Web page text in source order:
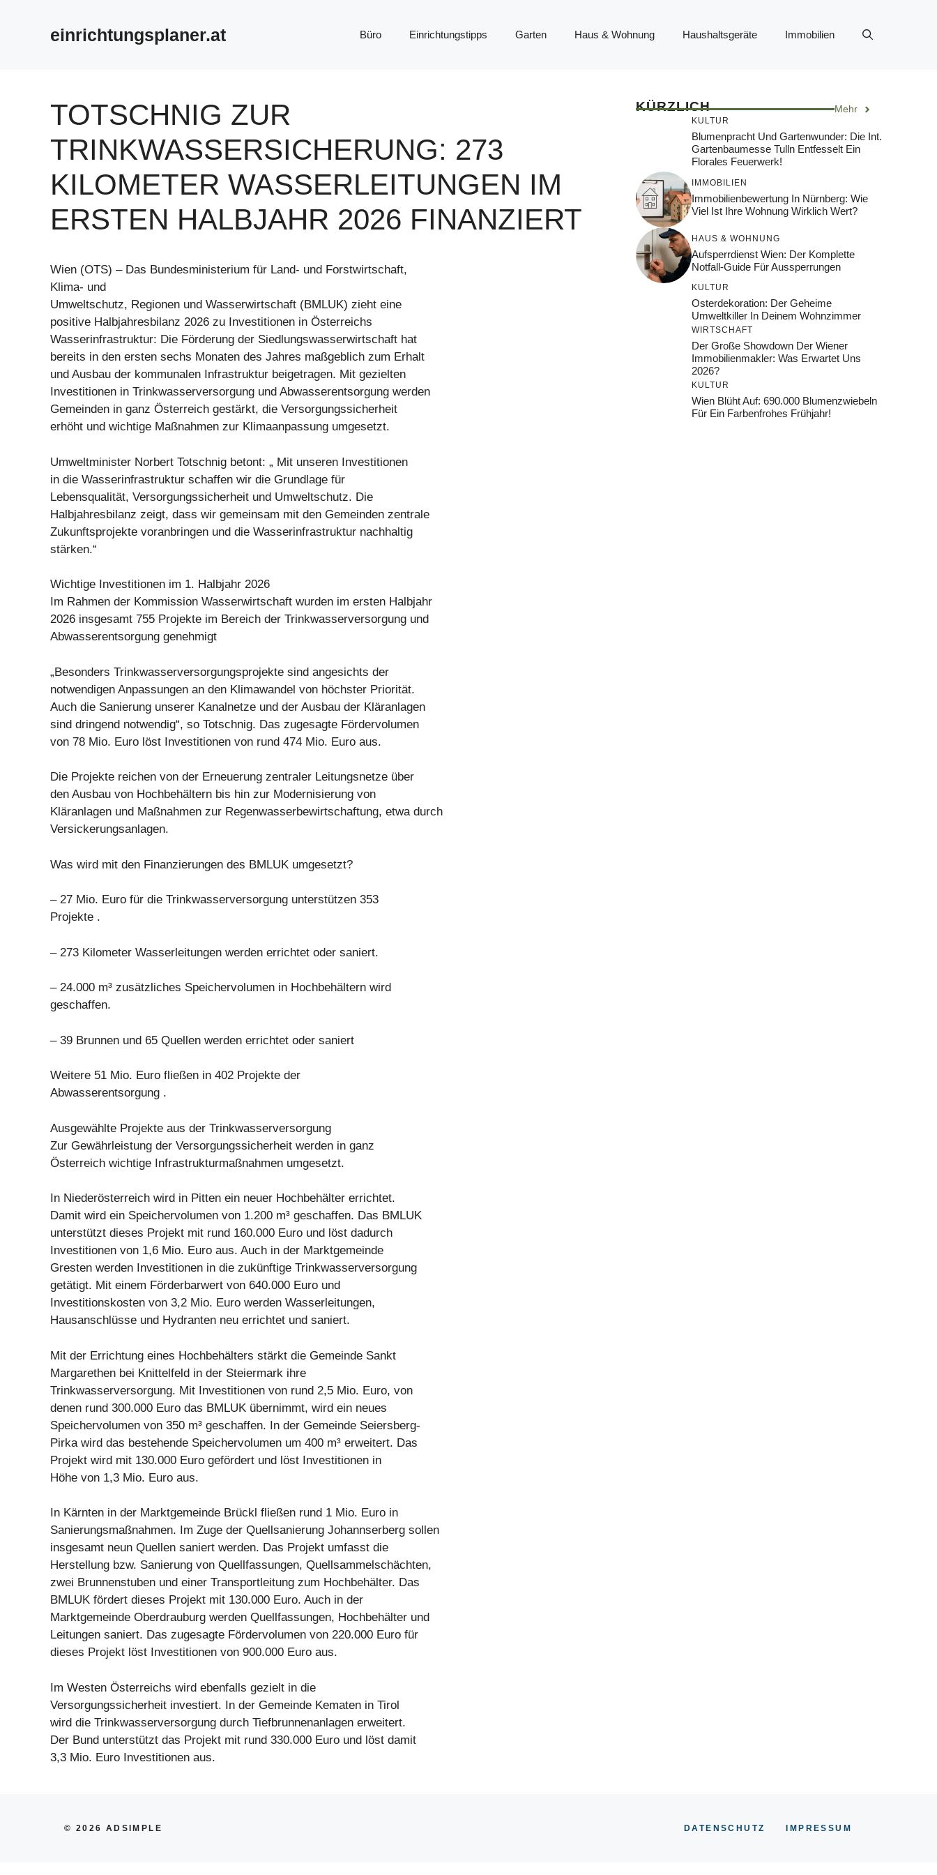
einrichtungsplaner.at Büro Einrichtungstipps Garten Haus & Wohnung Haushaltsgeräte Immobilien
TOTSCHNIG ZUR
TRINKWASSERSICHERUNG: 273
KILOMETER WASSERLEITUNGEN IM
ERSTEN HALBJAHR 2026 FINANZIERT
Wien (OTS) – Das Bundesministerium für Land- und Forstwirtschaft,
Klima- und
Umweltschutz, Regionen und Wasserwirtschaft (BMLUK) zieht eine
positive Halbjahresbilanz 2026 zu Investitionen in Österreichs
Wasserinfrastruktur: Die Förderung der Siedlungswasserwirtschaft hat
bereits in den ersten sechs Monaten des Jahres maßgeblich zum Erhalt
und Ausbau der kommunalen Infrastruktur beigetragen. Mit gezielten
Investitionen in Trinkwasserversorgung und Abwasserentsorgung werden
Gemeinden in ganz Österreich gestärkt, die Versorgungssicherheit
erhöht und wichtige Maßnahmen zur Klimaanpassung umgesetzt.
Umweltminister Norbert Totschnig betont: „ Mit unseren Investitionen
in die Wasserinfrastruktur schaffen wir die Grundlage für
Lebensqualität, Versorgungssicherheit und Umweltschutz. Die
Halbjahresbilanz zeigt, dass wir gemeinsam mit den Gemeinden zentrale
Zukunftsprojekte voranbringen und die Wasserinfrastruktur nachhaltig
stärken.“
Wichtige Investitionen im 1. Halbjahr 2026
Im Rahmen der Kommission Wasserwirtschaft wurden im ersten Halbjahr
2026 insgesamt 755 Projekte im Bereich der Trinkwasserversorgung und
Abwasserentsorgung genehmigt
„Besonders Trinkwasserversorgungsprojekte sind angesichts der
notwendigen Anpassungen an den Klimawandel von höchster Priorität.
Auch die Sanierung unserer Kanalnetze und der Ausbau der Kläranlagen
sind dringend notwendig“, so Totschnig. Das zugesagte Fördervolumen
von 78 Mio. Euro löst Investitionen von rund 474 Mio. Euro aus.
Die Projekte reichen von der Erneuerung zentraler Leitungsnetze über
den Ausbau von Hochbehältern bis hin zur Modernisierung von
Kläranlagen und Maßnahmen zur Regenwasserbewirtschaftung, etwa durch
Versickerungsanlagen.
Was wird mit den Finanzierungen des BMLUK umgesetzt?
– 27 Mio. Euro für die Trinkwasserversorgung unterstützen 353
Projekte .
– 273 Kilometer Wasserleitungen werden errichtet oder saniert.
– 24.000 m³ zusätzliches Speichervolumen in Hochbehältern wird
geschaffen.
– 39 Brunnen und 65 Quellen werden errichtet oder saniert
Weitere 51 Mio. Euro fließen in 402 Projekte der
Abwasserentsorgung .
Ausgewählte Projekte aus der Trinkwasserversorgung
Zur Gewährleistung der Versorgungssicherheit werden in ganz
Österreich wichtige Infrastrukturmaßnahmen umgesetzt.
In Niederösterreich wird in Pitten ein neuer Hochbehälter errichtet.
Damit wird ein Speichervolumen von 1.200 m³ geschaffen. Das BMLUK
unterstützt dieses Projekt mit rund 160.000 Euro und löst dadurch
Investitionen von 1,6 Mio. Euro aus. Auch in der Marktgemeinde
Gresten werden Investitionen in die zukünftige Trinkwasserversorgung
getätigt. Mit einem Förderbarwert von 640.000 Euro und
Investitionskosten von 3,2 Mio. Euro werden Wasserleitungen,
Hausanschlüsse und Hydranten neu errichtet und saniert.
Mit der Errichtung eines Hochbehälters stärkt die Gemeinde Sankt
Margarethen bei Knittelfeld in der Steiermark ihre
Trinkwasserversorgung. Mit Investitionen von rund 2,5 Mio. Euro, von
denen rund 300.000 Euro das BMLUK übernimmt, wird ein neues
Speichervolumen von 350 m³ geschaffen. In der Gemeinde Seiersberg-
Pirka wird das bestehende Speichervolumen um 400 m³ erweitert. Das
Projekt wird mit 130.000 Euro gefördert und löst Investitionen in
Höhe von 1,3 Mio. Euro aus.
In Kärnten in der Marktgemeinde Brückl fließen rund 1 Mio. Euro in
Sanierungsmaßnahmen. Im Zuge der Quellsanierung Johannserberg sollen
insgesamt neun Quellen saniert werden. Das Projekt umfasst die
Herstellung bzw. Sanierung von Quellfassungen, Quellsammelschächten,
zwei Brunnenstuben und einer Transportleitung zum Hochbehälter. Das
BMLUK fördert dieses Projekt mit 130.000 Euro. Auch in der
Marktgemeinde Oberdrauburg werden Quellfassungen, Hochbehälter und
Leitungen saniert. Das zugesagte Fördervolumen von 220.000 Euro für
dieses Projekt löst Investitionen von 900.000 Euro aus.
Im Westen Österreichs wird ebenfalls gezielt in die
Versorgungssicherheit investiert. In der Gemeinde Kematen in Tirol
wird die Trinkwasserversorgung durch Tiefbrunnenanlagen erweitert.
Der Bund unterstützt das Projekt mit rund 330.000 Euro und löst damit
3,3 Mio. Euro Investitionen aus.
KÜRZLICH Mehr
KULTUR
Blumenpracht Und Gartenwunder: Die Int.
Gartenbaumesse Tulln Entfesselt Ein
Florales Feuerwerk!
IMMOBILIEN
Immobilienbewertung In Nürnberg: Wie
Viel Ist Ihre Wohnung Wirklich Wert?
HAUS & WOHNUNG
Aufsperrdienst Wien: Der Komplette
Notfall-Guide Für Aussperrungen
KULTUR
Osterdekoration: Der Geheime
Umweltkiller In Deinem Wohnzimmer
WIRTSCHAFT
Der Große Showdown Der Wiener
Immobilienmakler: Was Erwartet Uns
2026?
KULTUR
Wien Blüht Auf: 690.000 Blumenzwiebeln
Für Ein Farbenfrohes Frühjahr!
© 2026 ADSIMPLE DATENSCHUTZ IMPRESSUM